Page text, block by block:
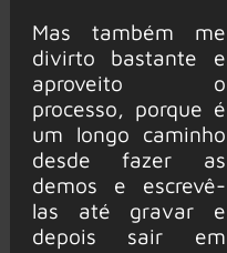
Mas também me
divirto bastante e
aproveito o
processo, porque é
um longo caminho
desde fazer as
demos e escrevê-
las até gravar e
depois sair em